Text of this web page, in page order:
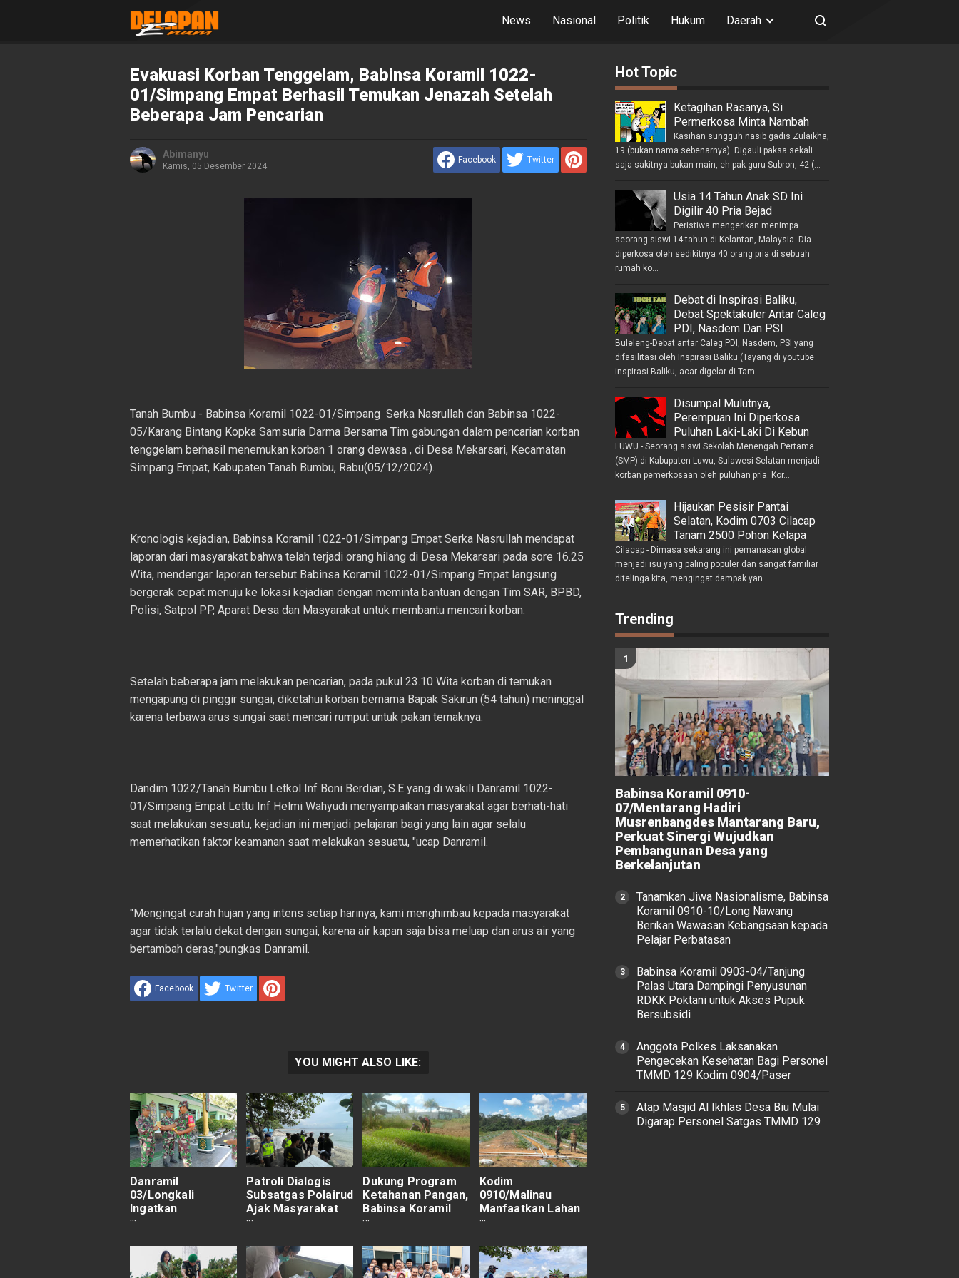
News Nasional Politik Hukum Daerah
Evakuasi Korban Tenggelam, Babinsa Koramil 1022-
01/Simpang Empat Berhasil Temukan Jenazah Setelah
Beberapa Jam Pencarian
Abimanyu
Kamis, 05 Desember 2024
Facebook Twitter
Tanah Bumbu - Babinsa Koramil 1022-01/Simpang Serka Nasrullah dan Babinsa 1022-
05/Karang Bintang Kopka Samsuria Darma Bersama Tim gabungan dalam pencarian korban
tenggelam berhasil menemukan korban 1 orang dewasa , di Desa Mekarsari, Kecamatan
Simpang Empat, Kabupaten Tanah Bumbu, Rabu(05/12/2024).
Kronologis kejadian, Babinsa Koramil 1022-01/Simpang Empat Serka Nasrullah mendapat
laporan dari masyarakat bahwa telah terjadi orang hilang di Desa Mekarsari pada sore 16.25
Wita, mendengar laporan tersebut Babinsa Koramil 1022-01/Simpang Empat langsung
bergerak cepat menuju ke lokasi kejadian dengan meminta bantuan dengan Tim SAR, BPBD,
Polisi, Satpol PP, Aparat Desa dan Masyarakat untuk membantu mencari korban.
Setelah beberapa jam melakukan pencarian, pada pukul 23.10 Wita korban di temukan
mengapung di pinggir sungai, diketahui korban bernama Bapak Sakirun (54 tahun) meninggal
karena terbawa arus sungai saat mencari rumput untuk pakan ternaknya.
Dandim 1022/Tanah Bumbu Letkol Inf Boni Berdian, S.E yang di wakili Danramil 1022-
01/Simpang Empat Lettu Inf Helmi Wahyudi menyampaikan masyarakat agar berhati-hati
saat melakukan sesuatu, kejadian ini menjadi pelajaran bagi yang lain agar selalu
memerhatikan faktor keamanan saat melakukan sesuatu, "ucap Danramil.
"Mengingat curah hujan yang intens setiap harinya, kami menghimbau kepada masyarakat
agar tidak terlalu dekat dengan sungai, karena air kapan saja bisa meluap dan arus air yang
bertambah deras,"pungkas Danramil.
Facebook Twitter
YOU MIGHT ALSO LIKE:
Danramil
03/Longkali
Ingatkan
Anggotanya
TNI
Patroli Dialogis
Subsatgas Polairud
Ajak Masyarakat
Jaga Kamtibmas
Dukung Program
Ketahanan Pangan,
Babinsa Koramil
0910-03/Malinau
Petani D Wilayah
Binaan.
Kodim
0910/Malinau
Manfaatkan Lahan
Kosong Menjadi
Hot Topic
Ketagihan Rasanya, Si
Permerkosa Minta Nambah
Kasihan sungguh nasib gadis Zulaikha,
19 (bukan nama sebenarnya). Digauli paksa sekali
saja sakitnya bukan main, eh pak guru Subron, 42 (...
Usia 14 Tahun Anak SD Ini
Digilir 40 Pria Bejad
Peristiwa mengerikan menimpa
seorang siswi 14 tahun di Kelantan, Malaysia. Dia
diperkosa oleh sedikitnya 40 orang pria di sebuah
rumah ko...
Debat di Inspirasi Baliku,
Debat Spektakuler Antar Caleg
PDI, Nasdem Dan PSI
Buleleng-Debat antar Caleg PDI, Nasdem, PSI yang
difasilitasi oleh Inspirasi Baliku (Tayang di youtube
inspirasi Baliku, acar digelar di Tam...
Disumpal Mulutnya,
Perempuan Ini Diperkosa
Puluhan Laki-Laki Di Kebun
LUWU - Seorang siswi Sekolah Menengah Pertama
(SMP) di Kabupaten Luwu, Sulawesi Selatan menjadi
korban pemerkosaan oleh puluhan pria. Kor...
Hijaukan Pesisir Pantai
Selatan, Kodim 0703 Cilacap
Tanam 2500 Pohon Kelapa
Cilacap - Dimasa sekarang ini pemanasan global
menjadi isu yang paling populer dan sangat familiar
ditelinga kita, mengingat dampak yan...
Trending
Babinsa Koramil 0910-
07/Mentarang Hadiri
Musrenbangdes Mantarang Baru,
Perkuat Sinergi Wujudkan
Pembangunan Desa yang
Berkelanjutan
Tanamkan Jiwa Nasionalisme, Babinsa
Koramil 0910-10/Long Nawang
Berikan Wawasan Kebangsaan kepada
Pelajar Perbatasan
‎Babinsa Koramil 0903-04/Tanjung
Palas Utara Dampingi Penyusunan
RDKK Poktani untuk Akses Pupuk
Bersubsidi
Anggota Polkes Laksanakan
Pengecekan Kesehatan Bagi Personel
TMMD 129 Kodim 0904/Paser
Atap Masjid Al Ikhlas Desa Biu Mulai
Digarap Personel Satgas TMMD 129